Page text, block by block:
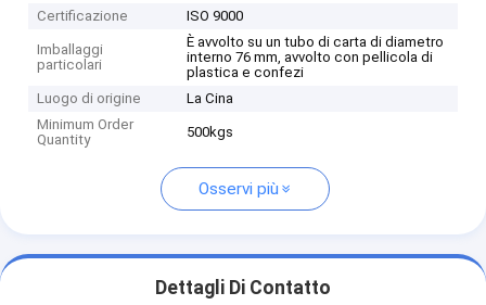
Certificazione ISO 9000
Imballaggi
particolari
È avvolto su un tubo di carta di diametro
interno 76 mm, avvolto con pellicola di
plastica e confezi
Luogo di origine
La Cina
Minimum Order
Quantity
500kgs
Osservi più
Dettagli Di Contatto